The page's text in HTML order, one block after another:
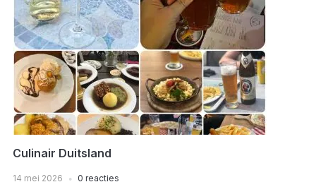
Culinair Duitsland
14 mei 2026 0 reacties